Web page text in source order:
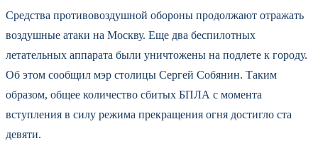
Средства противовоздушной обороны продолжают отражать
воздушные атаки на Москву. Еще два беспилотных
летательных аппарата были уничтожены на подлете к городу.
Об этом сообщил мэр столицы Сергей Собянин. Таким
образом, общее количество сбитых БПЛА с момента
вступления в силу режима прекращения огня достигло ста
девяти.